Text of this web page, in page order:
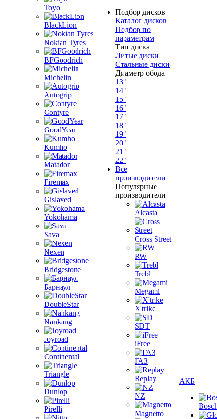
Toyo
BlackLion
Nokian Tyres
BFGoodrich
Michelin
Autogrip
Contyre
GoodYear
Kumho
Matador
Firemax
Gislaved
Yokohama
Sava
Nexen
Bridgestone
Барнаул
DoubleStar
Nankang
Joyroad
Continental
Triangle
Dunlop
Pirelli
Подбор дисков
Каталог дисков
Подбор по
параметрам
Тип диска
Литые диски
Стальные диски
Диаметр обода
13"
14"
15"
16"
17"
18"
19"
20"
21"
22"
Все
производители
Популярные
производители
Alcasta
Cross Street
RW
Trebl
Megami
X'trike
SDT
iFree
ГАЗ
Replay
NZ
Magnetto
АКБ